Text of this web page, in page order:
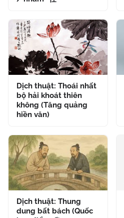
Dịch thuật: Thoái nhất
bộ hải khoát thiên
không (Tăng quảng
hiền văn)
Dịch thuật: Thung
dung bất bách (Quốc